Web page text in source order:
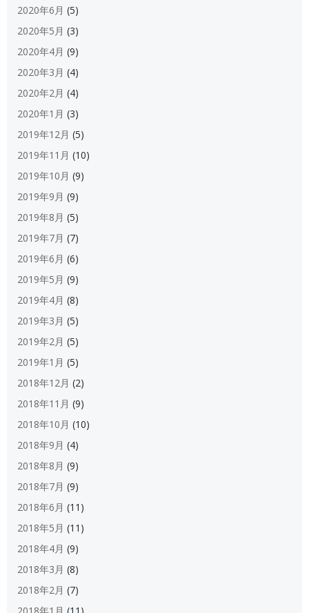
2020年6月 (5)
2020年5月 (3)
2020年4月 (9)
2020年3月 (4)
2020年2月 (4)
2020年1月 (3)
2019年12月 (5)
2019年11月 (10)
2019年10月 (9)
2019年9月 (9)
2019年8月 (5)
2019年7月 (7)
2019年6月 (6)
2019年5月 (9)
2019年4月 (8)
2019年3月 (5)
2019年2月 (5)
2019年1月 (5)
2018年12月 (2)
2018年11月 (9)
2018年10月 (10)
2018年9月 (4)
2018年8月 (9)
2018年7月 (9)
2018年6月 (11)
2018年5月 (11)
2018年4月 (9)
2018年3月 (8)
2018年2月 (7)